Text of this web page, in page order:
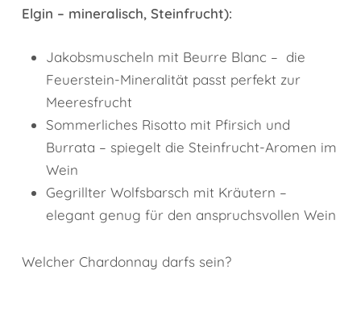
Elgin – mineralisch, Steinfrucht):
Jakobsmuscheln mit Beurre Blanc – die
Feuerstein-Mineralität passt perfekt zur
Meeresfrucht
Sommerliches Risotto mit Pfirsich und
Burrata – spiegelt die Steinfrucht-Aromen im
Wein
Gegrillter Wolfsbarsch mit Kräutern –
elegant genug für den anspruchsvollen Wein
Welcher Chardonnay darfs sein?